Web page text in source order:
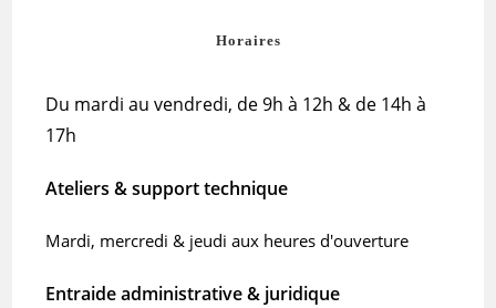
Horaires
Du mardi au vendredi, de 9h à 12h & de 14h à
17h
Ateliers & support technique
Mardi, mercredi & jeudi aux heures d'ouverture
Entraide administrative & juridique